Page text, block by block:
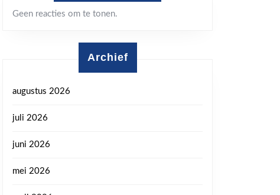
Geen reacties om te tonen.
Archief
augustus 2026
juli 2026
juni 2026
mei 2026